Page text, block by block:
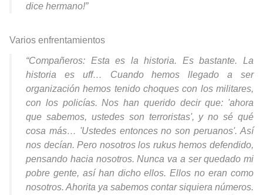
dice hermano!”
Varios enfrentamientos
“Compañeros: Esta es la historia. Es bastante. La
historia es uff… Cuando hemos llegado a ser
organización hemos tenido choques con los militares,
con los policías. Nos han querido decir que: 'ahora
que sabemos, ustedes son terroristas', y no sé qué
cosa más… 'Ustedes entonces no son peruanos'. Así
nos decían. Pero nosotros los rukus hemos defendido,
pensando hacia nosotros. Nunca va a ser quedado mi
pobre gente, así han dicho ellos. Ellos no eran como
nosotros. Ahorita ya sabemos contar siquiera números.